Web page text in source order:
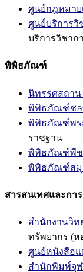
ศูนย์กฎหมา
ศูนย์บริการวิ
บริการวิชาก
พิพิธภัณฑ์
นิทรรศสถาน
พิพิธภัณฑ์ชล
พิพิธภัณฑ์พร
ราชฐาน
พิพิธภัณฑ์พืช
พิพิธภัณฑ์สมุ
สารสนเทศและกา
สำนักงานวิท
ทรัพยากร (ห
ศูนย์หนังสือแ
สำนักพิมพ์จุ